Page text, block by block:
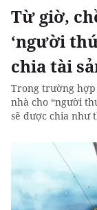
Từ giờ,
‘người
chia tài
Trong trường
nhà cho “người
sẽ được chia như